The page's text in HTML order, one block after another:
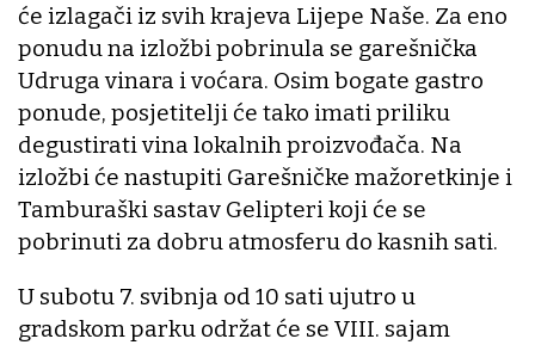
će izlagači iz svih krajeva Lijepe Naše. Za eno
ponudu na izložbi pobrinula se garešnička
Udruga vinara i voćara. Osim bogate gastro
ponude, posjetitelji će tako imati priliku
degustirati vina lokalnih proizvođača. Na
izložbi će nastupiti Garešničke mažoretkinje i
Tamburaški sastav Gelipteri koji će se
pobrinuti za dobru atmosferu do kasnih sati.
U subotu 7. svibnja od 10 sati ujutro u
gradskom parku održat će se VIII. sajam